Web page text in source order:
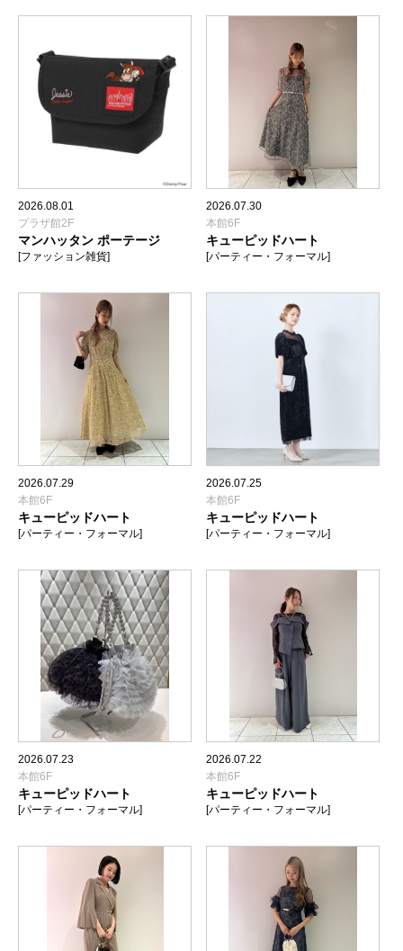
2026.08.01
プラザ館2F
マンハッタン ポーテージ
[ファッション雑貨]
2026.07.30
本館6F
キューピッドハート
[パーティー・フォーマル]
2026.07.29
本館6F
キューピッドハート
[パーティー・フォーマル]
2026.07.25
本館6F
キューピッドハート
[パーティー・フォーマル]
2026.07.23
本館6F
キューピッドハート
[パーティー・フォーマル]
2026.07.22
本館6F
キューピッドハート
[パーティー・フォーマル]